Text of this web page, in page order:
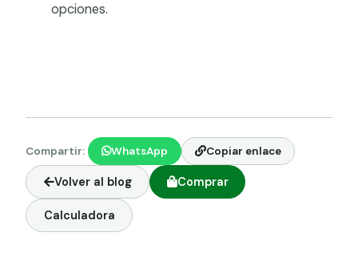
opciones.
Compartir: WhatsApp Copiar enlace
Volver al blog Comprar
Calculadora